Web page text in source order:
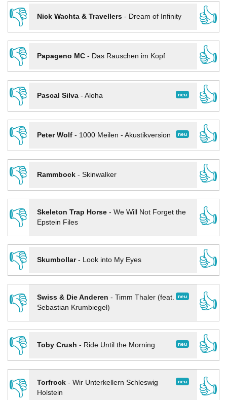
👎
Nick Wachta & Travellers- Dream of Infinity
👍
👎
Papageno MC- Das Rauschen im Kopf
👍
👎
neu
Pascal Silva- Aloha
👍
👎
neu
Peter Wolf- 1000 Meilen - Akustikversion
👍
👎
Rammbock- Skinwalker
👍
👎
Skeleton Trap Horse- We Will Not Forget the
Epstein Files
👍
👎
Skumbollar- Look into My Eyes
👍
👎
neu
Swiss & Die Anderen - Timm Thaler (feat.
Sebastian Krumbiegel)
👍
👎
neu
Toby Crush - Ride Until the Morning
👍
👎
neu
Torfrock- Wir Unterkellern Schleswig
Holstein
👍